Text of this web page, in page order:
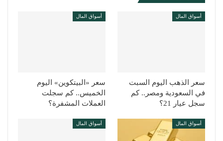
أسواق المال
سعر الذهب اليوم السبت
في السعودية ومصر.. كم
سجل عيار 21؟
أسواق المال
سعر «البيتكوين» اليوم
الخميس.. كم سجلت
العملات المشفرة؟
أسواق المال أسواق المال